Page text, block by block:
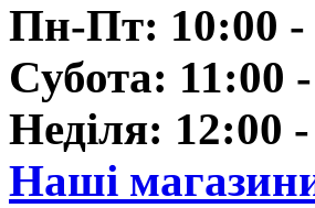
Пн-Пт: 10:00 -
Субота: 11:00
Неділя: 12:00
Наші